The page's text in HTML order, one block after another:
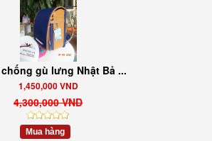
gù lưng Nhật Bả ...
1,450,000 VND
4,300,000 VND
Mua hàng